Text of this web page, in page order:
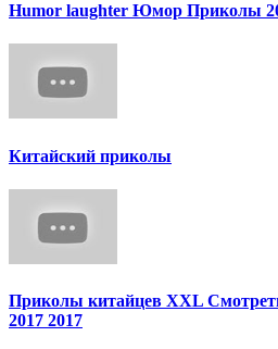
Humor laughter Юмор Приколы
Китайский приколы
Приколы китайцев XXL
2017 2017